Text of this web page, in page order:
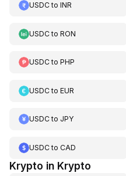
USDCto INR
USDCto RON
USDCto PHP
USDCto EUR
USDCto JPY
USDCto CAD
Krypto in Krypto